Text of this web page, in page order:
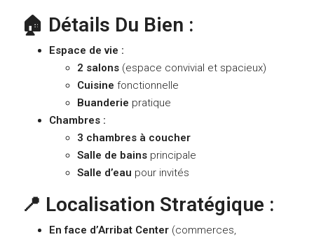
🏠 Détails Du Bien :
Espace de vie :
2 salons (espace convivial et spacieux)
Cuisine fonctionnelle
Buanderie pratique
Chambres :
3 chambres à coucher
Salle de bains principale
Salle d’eau pour invités
📍 Localisation Stratégique :
En face d’Arribat Center (commerces,